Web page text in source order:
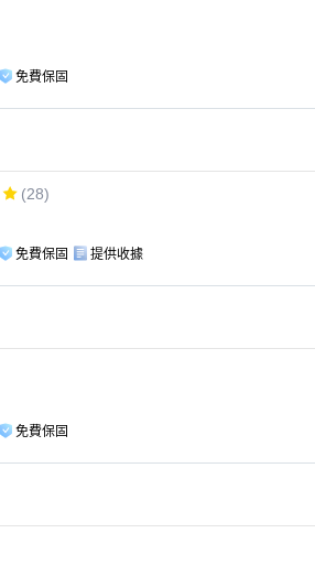
免費保固
(28)
免費保固 提供收據
免費保固